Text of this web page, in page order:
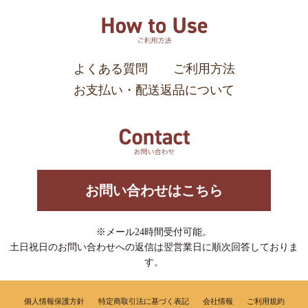
よくある質問
ご利用方法
お支払い・配送返品について
お問い合わせはこちら
※メール24時間受付可能。
土日祝日のお問い合わせへの返信は翌営業日に順次回答しておりま
す。
個人情報保護方針 特定商取引法に基づく表記 会社情報 ご利用規約